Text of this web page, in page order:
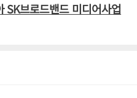
브로드밴드 미디어사업